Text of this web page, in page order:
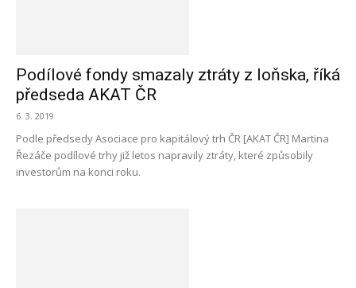
Podílové fondy smazaly ztráty z loňska, říká
předseda AKAT ČR
6. 3. 2019
Podle předsedy Asociace pro kapitálový trh ČR [AKAT ČR] Martina
Řezáče podílové trhy již letos napravily ztráty, které způsobily
investorům na konci roku.